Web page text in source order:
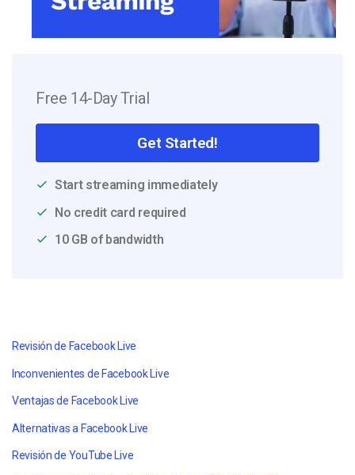
Free 14-Day Trial
Get Started!
Start streaming immediately
No credit card required
10 GB of bandwidth
Revisión de Facebook Live
Inconvenientes de Facebook Live
Ventajas de Facebook Live
Alternativas a Facebook Live
Revisión de YouTube Live